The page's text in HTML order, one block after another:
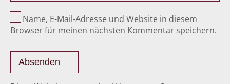
Name, E-Mail-Adresse und Website in diesem
Browser für meinen nächsten Kommentar speichern.